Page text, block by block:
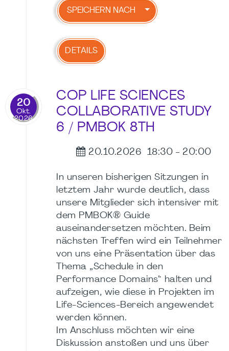
SPEICHERN NACH
DETAILS
20
Okt.
2026
COP LIFE SCIENCES
COLLABORATIVE STUDY
6 / PMBOK 8TH
20.10.2026 18:30 - 20:00
In unseren bisherigen Sitzungen in
letztem Jahr wurde deutlich, dass
unsere Mitglieder sich intensiver mit
dem PMBOK® Guide
auseinandersetzen möchten. Beim
nächsten Treffen wird ein Teilnehmer
von uns eine Präsentation über das
Thema „Schedule in den
Performance Domains“ halten und
aufzeigen, wie diese in Projekten im
Life-Sciences-Bereich angewendet
werden können.
Im Anschluss möchten wir eine
Diskussion anstoßen und uns über